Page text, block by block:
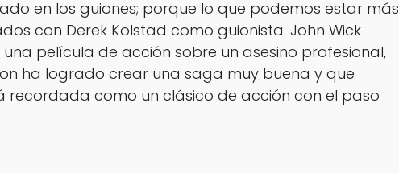
en los guiones; porque lo que podemos estar más
con Derek Kolstad como guionista. John Wick
película de acción sobre un asesino profesional,
ha logrado crear una saga muy buena y que
recordada como un clásico de acción con el paso